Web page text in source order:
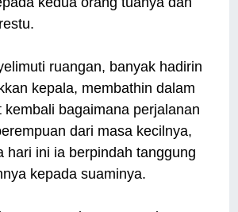
ruangan, banyak hadirin
kepala, membathin dalam
kembali bagaimana perjalanan
dari masa kecilnya,
hari ini ia berpindah tanggung
kepada suaminya.